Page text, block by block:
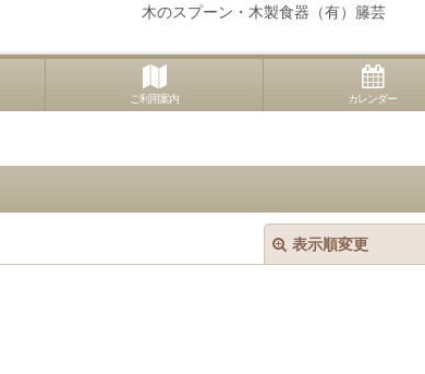
木のスプーン・木製食器（有）籐芸
ご利用案内 カレンダー
表示順変更